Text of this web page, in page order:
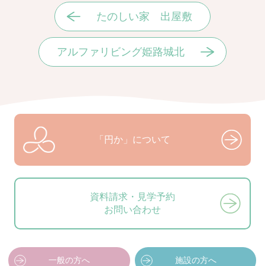
たのしい家 出屋敷
アルファリビング姫路城北
「円か」について
資料請求・見学予約
お問い合わせ
一般の方へ 施設の方へ